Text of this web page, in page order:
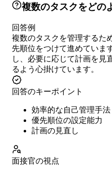
複数のタスクをどの
回答例
複数のタスクを管理するた
先順位をつけて進めていま
し、必要に応じて計画を見
るよう心掛けています。
回答のキーポイント
効率的な自己管理手法
優先順位の設定能力
計画の見直し
面接官の視点